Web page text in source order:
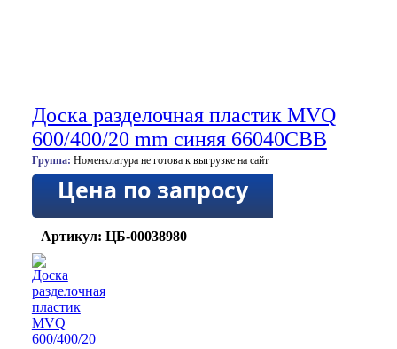
Доска разделочная пластик MVQ
600/400/20 mm синяя 66040CBB
Группа: Номенклатура не готова к выгрузке на сайт
Цена по запросу
Артикул: ЦБ-00038980